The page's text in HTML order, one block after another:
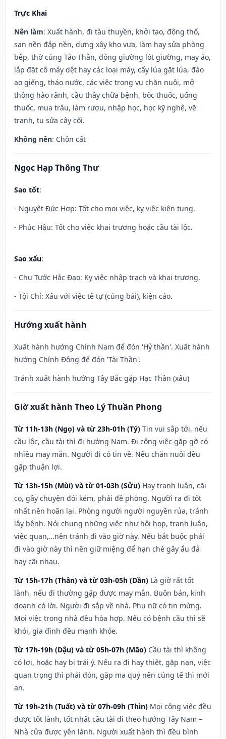
Trực Khai
Nên làm: Xuất hành, đi tàu thuyền, khởi tạo, động thổ,
san nền đắp nền, dựng xây kho vựa, làm hay sửa phòng
bếp, thờ cúng Táo Thần, đóng giường lót giường, may áo,
lắp đặt cỗ máy dệt hay các loại máy, cấy lúa gặt lúa, đào
ao giếng, tháo nước, các việc trong vụ chăn nuôi, mở
thông hào rãnh, cầu thầy chữa bệnh, bốc thuốc, uống
thuốc, mua trâu, làm rượu, nhập học, học kỹ nghệ, vẽ
tranh, tu sửa cây cối.
Không nên: Chôn cất
Ngọc Hạp Thông Thư
Sao tốt:
- Nguyệt Đức Hợp: Tốt cho mọi việc, kỵ việc kiện tụng.
- Phúc Hậu: Tốt cho việc khai trương hoặc cầu tài lộc.
Sao xấu:
- Chu Tước Hắc Đạo: Kỵ việc nhập trạch và khai trương.
- Tội Chỉ: Xấu với việc tế tự (cúng bái), kiện cáo.
Hướng xuất hành
Xuất hành hướng Chính Nam để đón 'Hỷ thần'. Xuất hành
hướng Chính Đông để đón 'Tài Thần'.
Tránh xuất hành hướng Tây Bắc gặp Hạc Thần (xấu)
Giờ xuất hành Theo Lý Thuần Phong
Từ 11h-13h (Ngọ) và từ 23h-01h (Tý) Tin vui sắp tới, nếu
cầu lộc, cầu tài thì đi hướng Nam. Đi công việc gặp gỡ có
nhiều may mắn. Người đi có tin về. Nếu chăn nuôi đều
gặp thuận lợi.
Từ 13h-15h (Mùi) và từ 01-03h (Sửu) Hay tranh luận, cãi
cọ, gây chuyện đói kém, phải đề phòng. Người ra đi tốt
nhất nên hoãn lại. Phòng người người nguyền rủa, tránh
lây bệnh. Nói chung những việc như hội họp, tranh luận,
việc quan,…nên tránh đi vào giờ này. Nếu bắt buộc phải
đi vào giờ này thì nên giữ miệng để hạn ché gây ẩu đả
hay cãi nhau.
Từ 15h-17h (Thân) và từ 03h-05h (Dần) Là giờ rất tốt
lành, nếu đi thường gặp được may mắn. Buôn bán, kinh
doanh có lời. Người đi sắp về nhà. Phụ nữ có tin mừng.
Mọi việc trong nhà đều hòa hợp. Nếu có bệnh cầu thì sẽ
khỏi, gia đình đều mạnh khỏe.
Từ 17h-19h (Dậu) và từ 05h-07h (Mão) Cầu tài thì không
có lợi, hoặc hay bị trái ý. Nếu ra đi hay thiệt, gặp nạn, việc
quan trọng thì phải đòn, gặp ma quỷ nên cúng tế thì mới
an.
Từ 19h-21h (Tuất) và từ 07h-09h (Thìn) Mọi công việc đều
được tốt lành, tốt nhất cầu tài đi theo hướng Tây Nam –
Nhà cửa được yên lành. Người xuất hành thì đều bình